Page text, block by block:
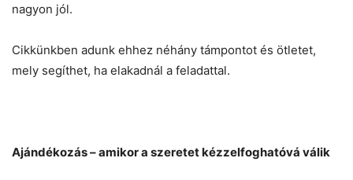
nagyon jól.
Cikkünkben adunk ehhez néhány támpontot és ötletet,
mely segíthet, ha elakadnál a feladattal.
Ajándékozás – amikor a szeretet kézzelfoghatóvá válik